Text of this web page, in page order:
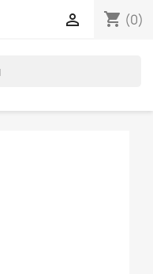
shopping_cart (0)
